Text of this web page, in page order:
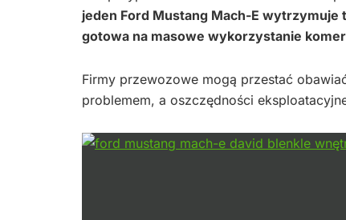
jeden Ford Mustang Mach-E
gotowa na masowe wykorzystanie
Firmy przewozowe mogą przestać
problemem, a oszczędności